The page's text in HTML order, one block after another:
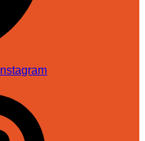
Instagram